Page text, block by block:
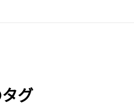
グ